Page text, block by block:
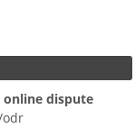
online dispute
odr